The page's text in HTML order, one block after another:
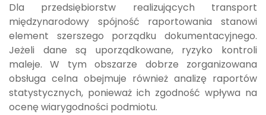
Dla przedsiębiorstw realizujących transport
międzynarodowy spójność raportowania stanowi
element szerszego porządku dokumentacyjnego.
Jeżeli dane są uporządkowane, ryzyko kontroli
maleje. W tym obszarze dobrze zorganizowana
obsługa celna obejmuje również analizę raportów
statystycznych, ponieważ ich zgodność wpływa na
ocenę wiarygodności podmiotu.